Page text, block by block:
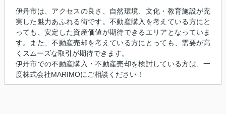
伊丹市は、アクセスの良さ、自然環境、文化・教育施設が充
実した魅力あふれる街です。不動産購入を考えている方にと
っても、安定した資産価値が期待できるエリアとなっていま
す。また、不動産売却を考えている方にとっても、需要が高
くスムーズな取引が期待できます。
伊丹市での不動産購入・不動産売却を検討している方は、一
度株式会社MARIMOにご相談ください！